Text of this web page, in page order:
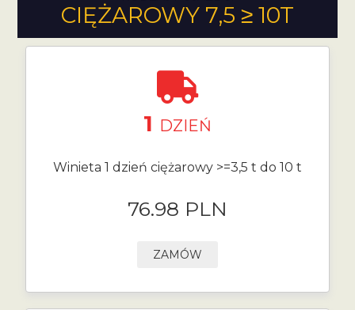
CIĘŻAROWY 7,5 ≥ 10T
1 DZIEŃ
Winieta 1 dzień ciężarowy >=3,5 t do 10 t
76.98 PLN
ZAMÓW